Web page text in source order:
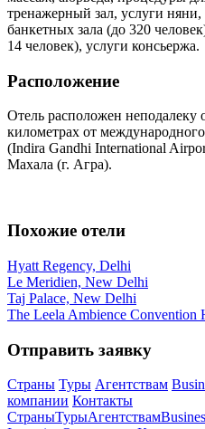
тренажерный зал, услуги
банкетных зала (до 320
14 человек), услуги консьержа.
Расположение
Отель расположен неподалеку
километрах от
(Indira Gandhi International
Махала (г. Агра).
Похожие отели
Hyatt Regency, Delhi
Le Meridien, New Delhi
Taj Palace, New Delhi
The Leela Ambience Convention
Отправить заявку
Страны Туры Агентствам
компании Контакты
СтраныТурыАгентствам